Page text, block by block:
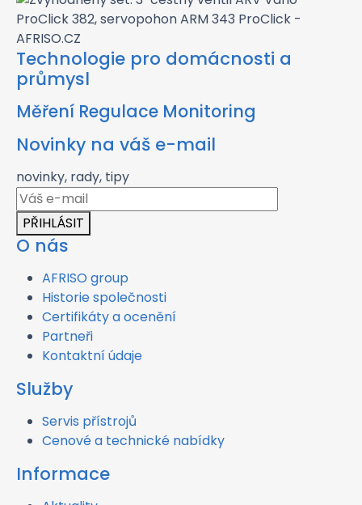
Technologie pro domácnosti a
průmysl
Měření Regulace Monitoring
Novinky na váš e-mail
novinky, rady, tipy
PŘIHLÁSIT
O nás
AFRISO group
Historie společnosti
Certifikáty a ocenění
Partneři
Kontaktní údaje
Služby
Servis přístrojů
Cenové a technické nabídky
Informace